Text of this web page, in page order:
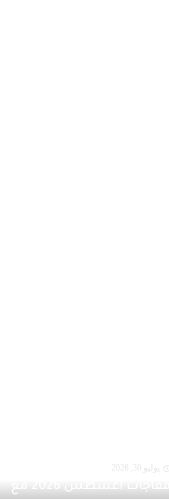
يوليو 30, 2026
مفاجآت أغسطس 2026 مع